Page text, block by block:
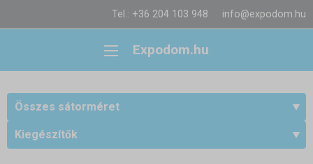
Tel.: +36 204 103 948 info@expodom.hu
Expodom.hu
Összes sátorméret
Kiegészítők